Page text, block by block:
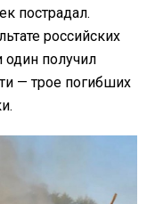
пострадал.
российских
один получил
— трое погибших